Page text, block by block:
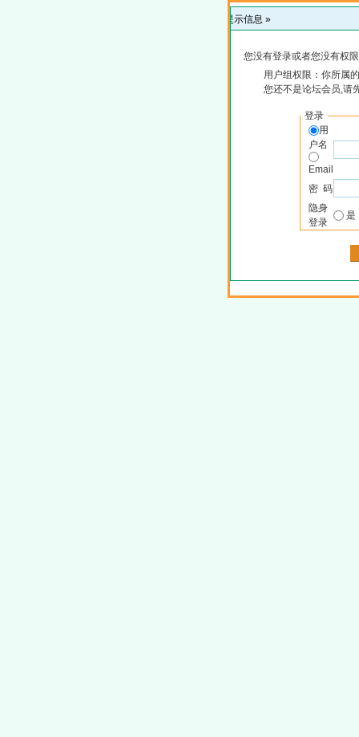
提示信息 »
您没有登录或者您没有权
用户组权限：你所属
您还不是论坛会员,请
登录
用
户名
Email
密 码
隐身
登录